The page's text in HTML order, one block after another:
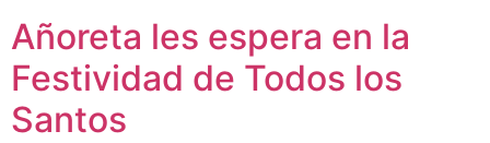
Añoreta les espera en la
Festividad de Todos los
Santos